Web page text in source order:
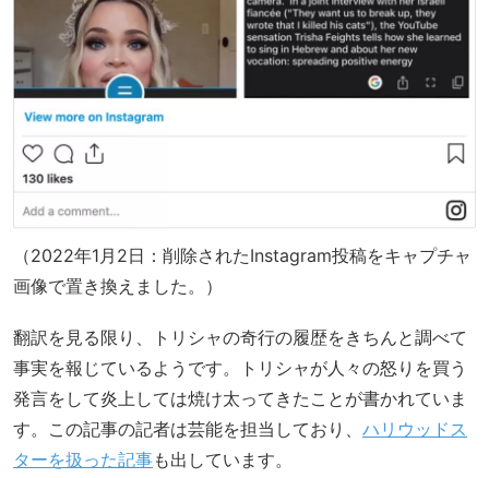
（2022年1月2日：削除されたInstagram投稿をキャプチャ
画像で置き換えました。）
翻訳を見る限り、トリシャの奇行の履歴をきちんと調べて
事実を報じているようです。トリシャが人々の怒りを買う
発言をして炎上しては焼け太ってきたことが書かれていま
す。この記事の記者は芸能を担当しており、 ハリウッドス
ターを扱った記事も出しています。